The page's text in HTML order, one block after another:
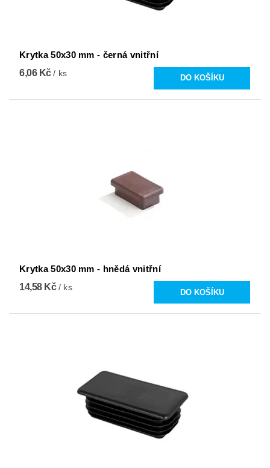
Krytka 50x30 mm - černá vnitřní
6,06 Kč/ ks
Krytka 50x30 mm - hnědá vnitřní
14,58 Kč/ ks